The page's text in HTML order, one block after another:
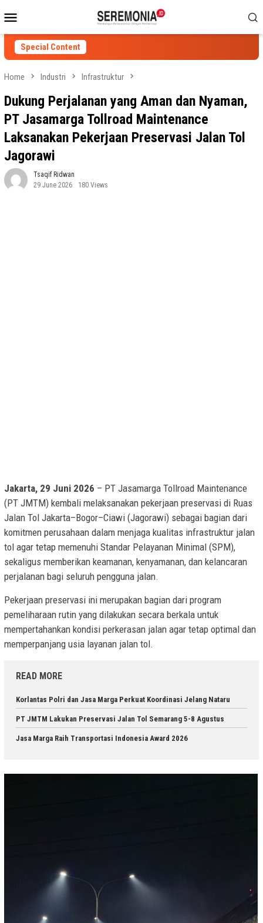
to
contentMenu
Special Content
Home Industri Infrastruktur
Dukung Perjalanan yang Aman dan Nyaman,
PT Jasamarga Tollroad Maintenance
Laksanakan Pekerjaan Preservasi Jalan Tol
Jagorawi
Tsaqif Ridwan
29 June 2026
180 Views
Jakarta, 29 Juni 2026 – PT Jasamarga Tollroad Maintenance
(PT JMTM) kembali melaksanakan pekerjaan preservasi di Ruas
Jalan Tol Jakarta–Bogor–Ciawi (Jagorawi) sebagai bagian dari
komitmen perusahaan dalam menjaga kualitas infrastruktur jalan
tol agar tetap memenuhi Standar Pelayanan Minimal (SPM),
sekaligus memberikan keamanan, kenyamanan, dan kelancaran
perjalanan bagi seluruh pengguna jalan.
Pekerjaan preservasi ini merupakan bagian dari program
pemeliharaan rutin yang dilakukan secara berkala untuk
mempertahankan kondisi perkerasan jalan agar tetap optimal dan
memperpanjang usia layanan jalan tol.
READ MORE
Korlantas Polri dan Jasa Marga Perkuat Koordinasi Jelang Nataru
PT JMTM Lakukan Preservasi Jalan Tol Semarang 5-8 Agustus
Jasa Marga Raih Transportasi Indonesia Award 2026